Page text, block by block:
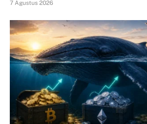
7 Agustus 2026